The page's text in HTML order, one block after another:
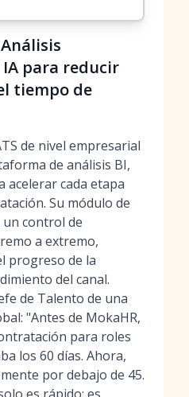
para reducir
tiempo de
de nivel empresarial
de análisis BI,
acelerar cada etapa
Su módulo de
control de
a extremo,
progreso de la
del canal.
de Talento de una
"Antes de MokaHR,
para roles
los 60 días. Ahora,
por debajo de 45.